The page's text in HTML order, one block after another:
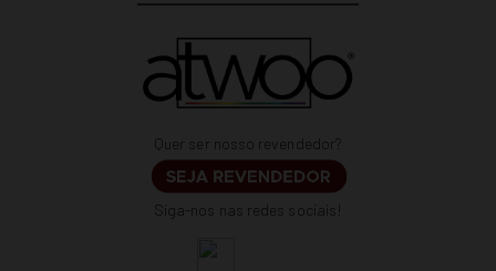
Quer ser nosso revendedor?
Siga-nos nas redes sociais!